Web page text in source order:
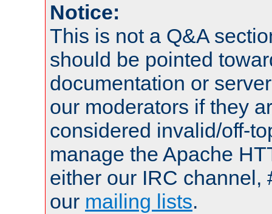
Notice:
This is not a Q&A
should be pointed
documentation or
our moderators if they
considered invalid/off-
manage the Apache
either our IRC channel,
our mailing lists.